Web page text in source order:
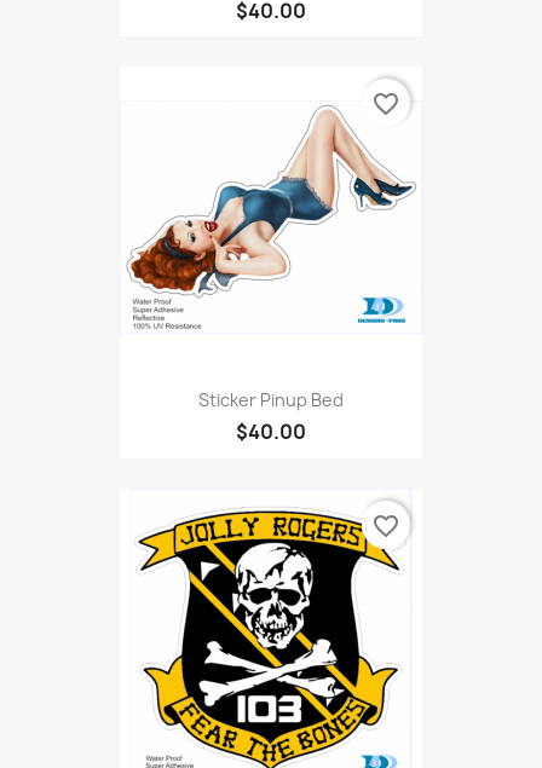
$40.00
Sticker Pinup Bed
$40.00
favorite_border
favorite_border